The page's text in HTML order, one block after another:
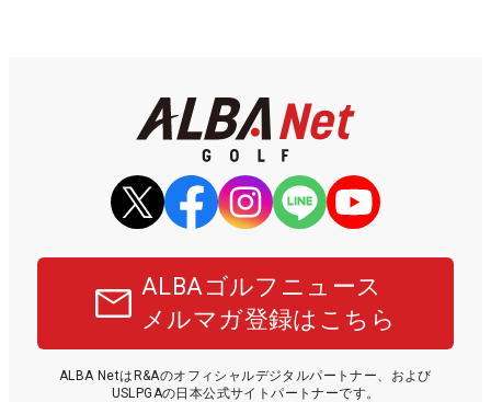
ALBAゴルフニュース
メルマガ登録はこちら
ALBA NetはR&Aのオフィシャルデジタルパートナー、および
USLPGAの日本公式サイトパートナーです。